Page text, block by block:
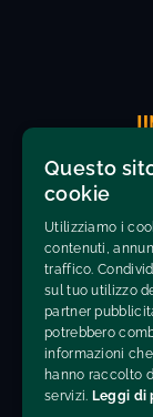
Questo
cookie
Utilizziamo i
contenuti,
traffico.
sul tuo utilizzo
partner
potrebbero
informazioni
hanno raccolto
servizi. Leggi di